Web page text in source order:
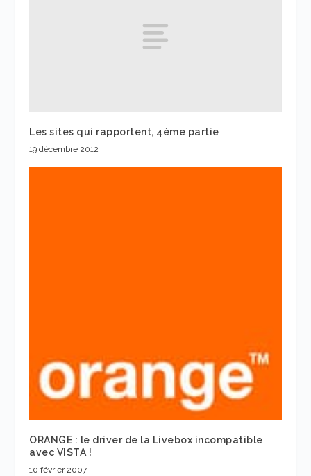
Les sites qui rapportent, 4ème partie
19 décembre 2012
ORANGE : le driver de la Livebox incompatible
avec VISTA !
10 février 2007